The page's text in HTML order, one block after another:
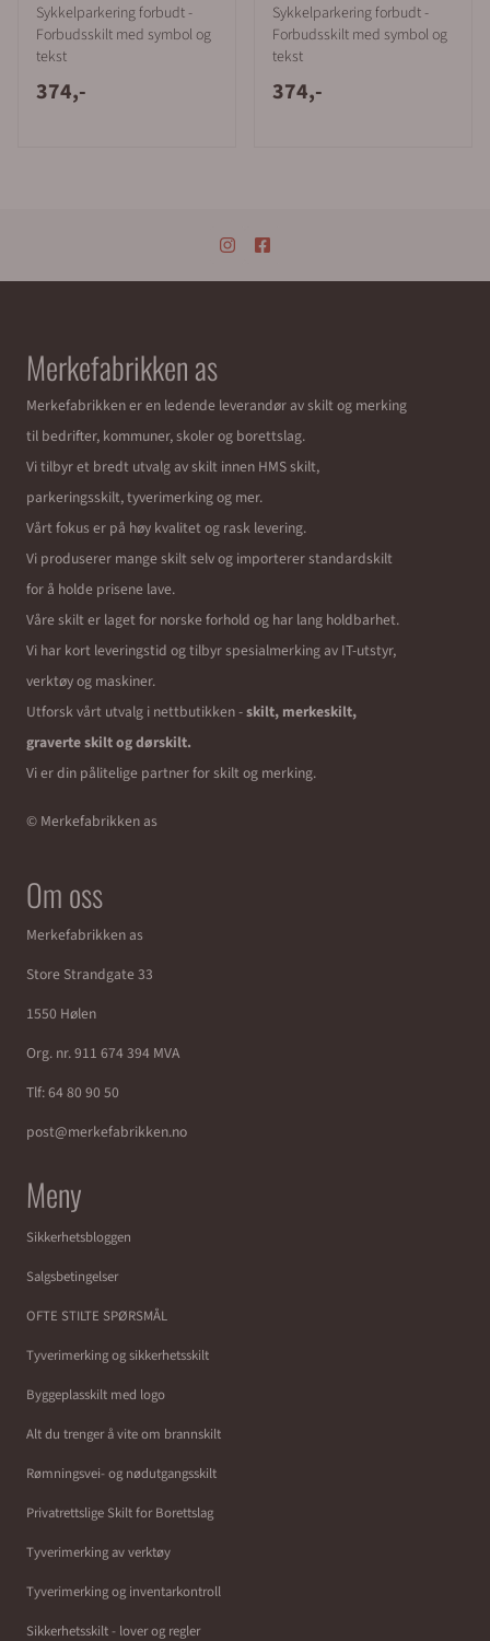
Sykkelparkering forbudt -
Forbudsskilt med symbol og
tekst
374,-
Sykkelparkering forbudt -
Forbudsskilt med symbol og
tekst
374,-
Merkefabrikken as
Merkefabrikken er en ledende leverandør av skilt og merking
til bedrifter, kommuner, skoler og borettslag.
Vi tilbyr et bredt utvalg av skilt innen HMS skilt,
parkeringsskilt, tyverimerking og mer.
Vårt fokus er på høy kvalitet og rask levering.
Vi produserer mange skilt selv og importerer standardskilt
for å holde prisene lave.
Våre skilt er laget for norske forhold og har lang holdbarhet.
Vi har kort leveringstid og tilbyr spesialmerking av IT-utstyr,
verktøy og maskiner.
Utforsk vårt utvalg i nettbutikken -skilt, merkeskilt,
graverte skilt og dørskilt.
Vi er din pålitelige partner for skilt og merking.
© Merkefabrikken as
Om oss
Merkefabrikken as
Store Strandgate 33
1550 Hølen
Org. nr. 911 674 394 MVA
Tlf:64 80 90 50
post@merkefabrikken.no
Meny
Sikkerhetsbloggen
Salgsbetingelser
OFTE STILTE SPØRSMÅL
Tyverimerking og sikkerhetsskilt
Byggeplasskilt med logo
Alt du trenger å vite om brannskilt
Rømningsvei- og nødutgangsskilt
Privatrettslige Skilt for Borettslag
Tyverimerking av verktøy
Tyverimerking og inventarkontroll
Sikkerhetsskilt - lover og regler